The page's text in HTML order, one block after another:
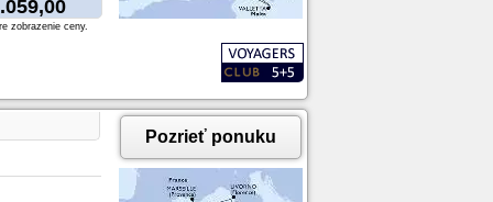
zobrazenie ceny.
Pozrieť ponuku